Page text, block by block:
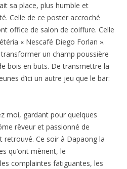
sa place, plus humble et
Celle de ce poster accroché
office de salon de coiffure. Celle
« Nescafé Diego Forlan ».
un champ poussière
bois en buts. De transmettre la
d’ici un autre jeu que le bar:
moi, gardant pour quelques
rêveur et passionné de
retrouvé. Ce soir à Dapaong la
qu’ont mènent, le
complaintes fatiguantes, les